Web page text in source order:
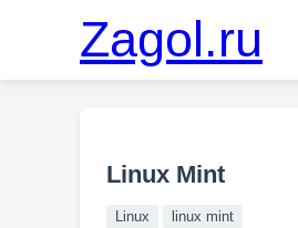
Zagol.ru
Linux Mint
Linux linux mint